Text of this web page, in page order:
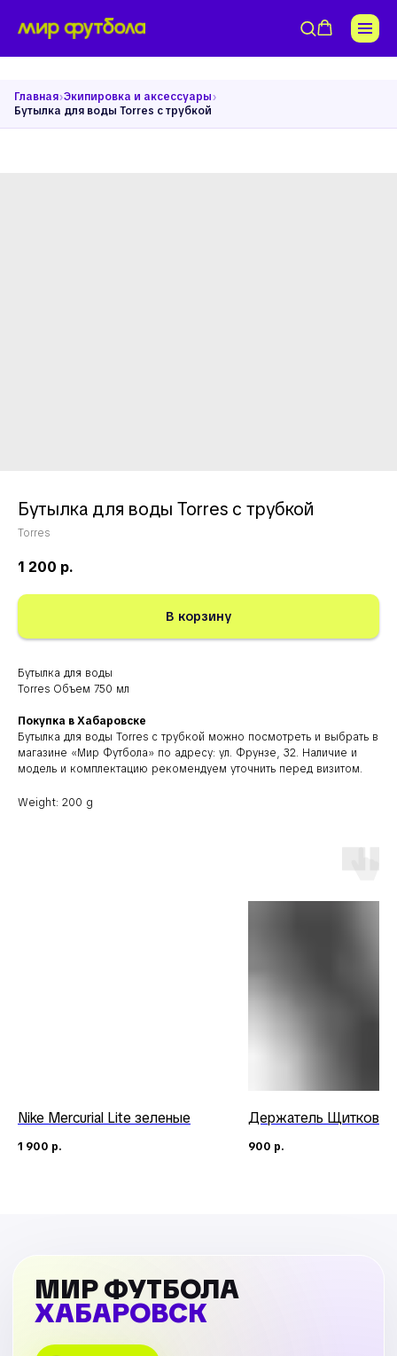
Главная›Экипировка и аксессуары›
Бутылка для воды Torres с трубкой
Бутылка для воды Torres с трубкой
Torres
1 200 р.
В корзину
Бутылка для воды
Torres Объем 750 мл
Покупка в Хабаровске
Бутылка для воды Torres с трубкой можно посмотреть и выбрать в
магазине «Мир Футбола» по адресу: ул. Фрунзе, 32. Наличие и
модель и комплектацию рекомендуем уточнить перед визитом.
Weight: 200 g
Nike Mercurial Lite зеленые
1 900 р.
Держатель Щитков
900 р.
МИР ФУТБОЛА
ХАБАРОВСК